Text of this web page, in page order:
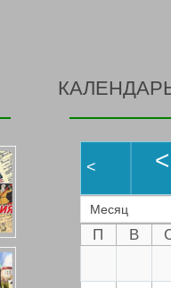
< <
Месяц
П В